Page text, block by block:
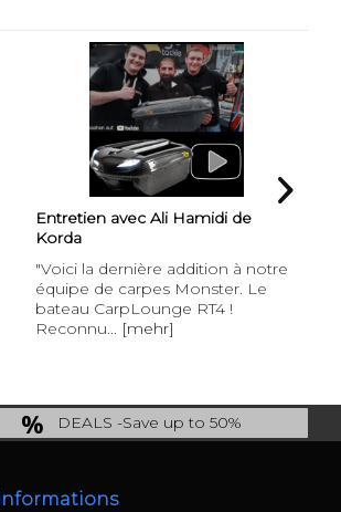
Entretien avec Ali Hamidi de
Korda
"Voici la dernière addition à notre
équipe de carpes Monster. Le
bateau CarpLounge RT4 !
Reconnu... [mehr]
DEALS -Save up to 50%
Informations